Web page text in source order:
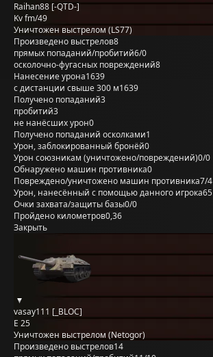
Raihan88 [-QTD-]
Kv fm/49
Уничтожен выстрелом (LS77)
Произведено выстрелов8
прямых попаданий/пробитий6/0
осколочно-фугасных повреждений8
Нанесение урона1639
с дистанции свыше 300 м1639
Получено попаданий3
пробитий3
не нанёсших урон0
Получено попаданий осколками1
Урон, заблокированный бронёй0
Урон союзникам (уничтожено/повреждений)0/0
Обнаружено машин противника0
Повреждено/уничтожено машин противника7/4
Урон, нанесённый с помощью данного игрока65
Очки захвата/защиты базы0/0
Пройдено километров0,36
Закрыть
vasay111 [_BLOC]
E 25
Уничтожен выстрелом (Netogor)
Произведено выстрелов14